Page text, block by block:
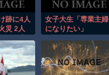
跡に4人
災 2人
女子大生「専業主婦
になりたい」